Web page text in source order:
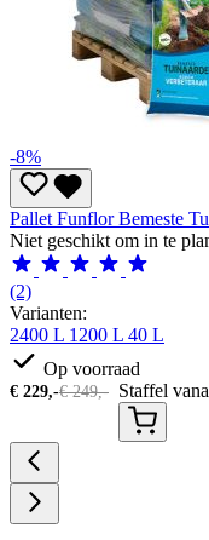
-8%
Pallet Funflor Bemeste
Niet geschikt om in te
(2)
Varianten:
2400 L 1200 L 40 L
Op voorraad
€ 229,-€249,- Staffel